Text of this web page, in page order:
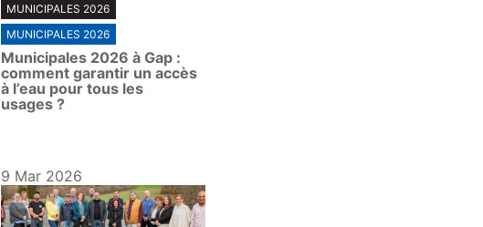
l
a
y
MUNICIPALES 2026
MUNICIPALES 2026
Municipales 2026 à Gap :
comment garantir un accès
à l’eau pour tous les
usages ?
9 Mar 2026